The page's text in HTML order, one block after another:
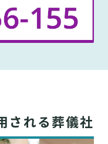
される葬儀社